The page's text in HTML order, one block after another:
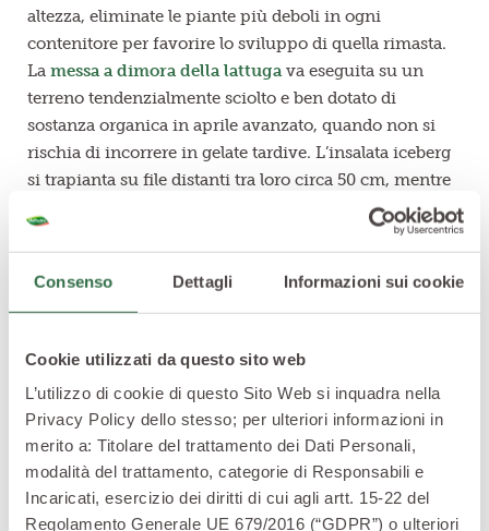
Consenso Dettagli Informazioni sui cookie
Cookie utilizzati da questo sito web
L’utilizzo di cookie di questo Sito Web si inquadra nella
Privacy Policy dello stesso; per ulteriori informazioni in
merito a: Titolare del trattamento dei Dati Personali,
modalità del trattamento, categorie di Responsabili e
Incaricati, esercizio dei diritti di cui agli artt. 15-22 del
Regolamento Generale UE 679/2016 (“GDPR”) o ulteriori
altezza, eliminate le piante più deboli in ogni
contenitore per favorire lo sviluppo di quella rimasta.
La messa a dimora della lattuga va eseguita su un
terreno tendenzialmente sciolto e ben dotato di
sostanza organica in aprile avanzato, quando non si
rischia di incorrere in gelate tardive. L’insalata iceberg
si trapianta su file distanti tra loro circa 50 cm, mentre
lungo la fila si sistema una pianta ogni 25 - 35 cm
costanza fino al momento in cui i vegetali non
avranno accresciuto un cespo compatto e ben
Arrivato il momento diraccogliere l’insalata iceberg
aiutatevi con un coltello ben affilato per riuscire a
tagliarla alla base con facilità.
Se invece avete deciso di seminare l’insalata iceberg in
primavera, lavorate il terreno dell’orto e realizzate delle
buchette profonde pochi centimetri secondo le misure